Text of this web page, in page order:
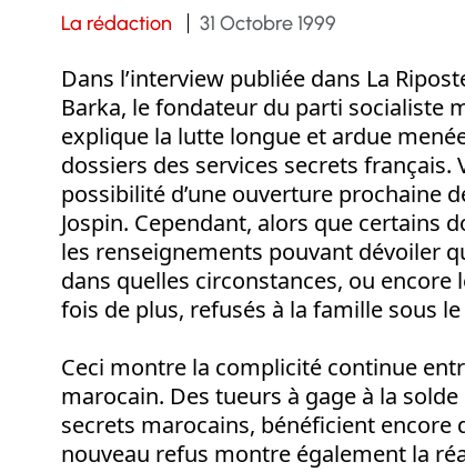
La rédaction 31 Octobre 1999
Dans l’interview publiée dans La
Barka, le fondateur du parti socialiste
explique la lutte longue et ardue
dossiers des services secrets français.
possibilité d’une ouverture prochaine
Jospin. Cependant, alors que certains
les renseignements pouvant dévoiler
dans quelles circonstances, ou
fois de plus, refusés à la famille sous
Ceci montre la complicité continue
marocain. Des tueurs à gage à la
secrets marocains, bénéficient encore
nouveau refus montre également la